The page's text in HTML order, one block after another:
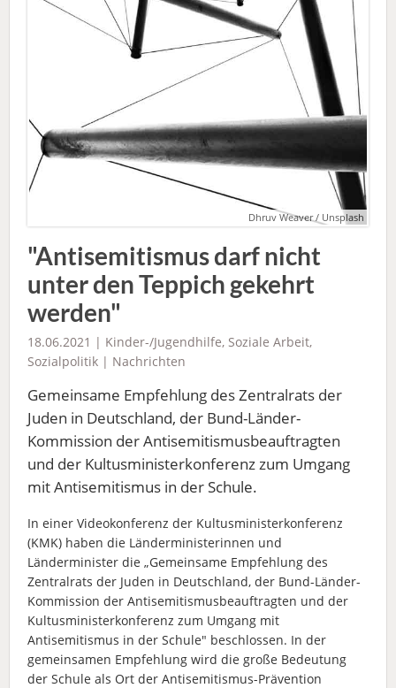
Dhruv Weaver / Unsplash
"Antisemitismus darf nicht
unter den Teppich gekehrt
werden"
18.06.2021 | Kinder-/Jugendhilfe, Soziale Arbeit,
Sozialpolitik | Nachrichten
Gemeinsame Empfehlung des Zentralrats der
Juden in Deutschland, der Bund-Länder-
Kommission der Antisemitismusbeauftragten
und der Kultusministerkonferenz zum Umgang
mit Antisemitismus in der Schule.
In einer Videokonferenz der Kultusministerkonferenz
(KMK) haben die Länderministerinnen und
Länderminister die „Gemeinsame Empfehlung des
Zentralrats der Juden in Deutschland, der Bund-Länder-
Kommission der Antisemitismusbeauftragten und der
Kultusministerkonferenz zum Umgang mit
Antisemitismus in der Schule" beschlossen. In der
gemeinsamen Empfehlung wird die große Bedeutung
der Schule als Ort der Antisemitismus-Prävention